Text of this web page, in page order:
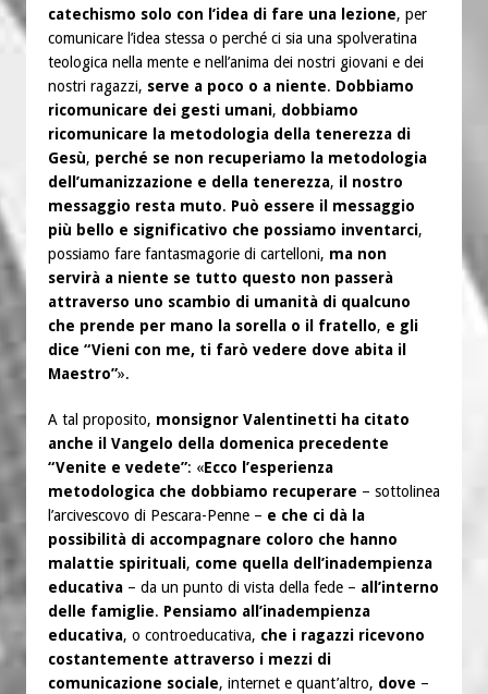
catechismo solo con l’idea di fare una lezione, per
comunicare l’idea stessa o perché ci sia una spolveratina
teologica nella mente e nell’anima dei nostri giovani e dei
nostri ragazzi, serve a poco o a niente. Dobbiamo
ricomunicare dei gesti umani, dobbiamo
ricomunicare la metodologia della tenerezza di
Gesù, perché se non recuperiamo la metodologia
dell’umanizzazione e della tenerezza, il nostro
messaggio resta muto. Può essere il messaggio
più bello e significativo che possiamo inventarci,
possiamo fare fantasmagorie di cartelloni, ma non
servirà a niente se tutto questo non passerà
attraverso uno scambio di umanità di qualcuno
che prende per mano la sorella o il fratello, e gli
dice “Vieni con me, ti farò vedere dove abita il
Maestro”».
A tal proposito, monsignor Valentinetti ha citato
anche il Vangelo della domenica precedente
“Venite e vedete”: «Ecco l’esperienza
metodologica che dobbiamo recuperare – sottolinea
l’arcivescovo di Pescara-Penne – e che ci dà la
possibilità di accompagnare coloro che hanno
malattie spirituali, come quella dell’inadempienza
educativa – da un punto di vista della fede – all’interno
delle famiglie. Pensiamo all’inadempienza
educativa, o controeducativa, che i ragazzi ricevono
costantemente attraverso i mezzi di
comunicazione sociale, internet e quant’altro, dove –